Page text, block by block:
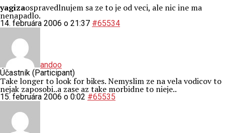
yagizaospravedlnujem sa ze to je od veci, ale nic ine ma
nenapadlo.
14. februára 2006 o 21:37 #65534
andoo
Účastník (Participant)
Take longer to look for bikes. Nemyslim ze na vela vodicov to
nejak zaposobi..a zase az take morbidne to nieje..
15. februára 2006 o 0:02 #65535